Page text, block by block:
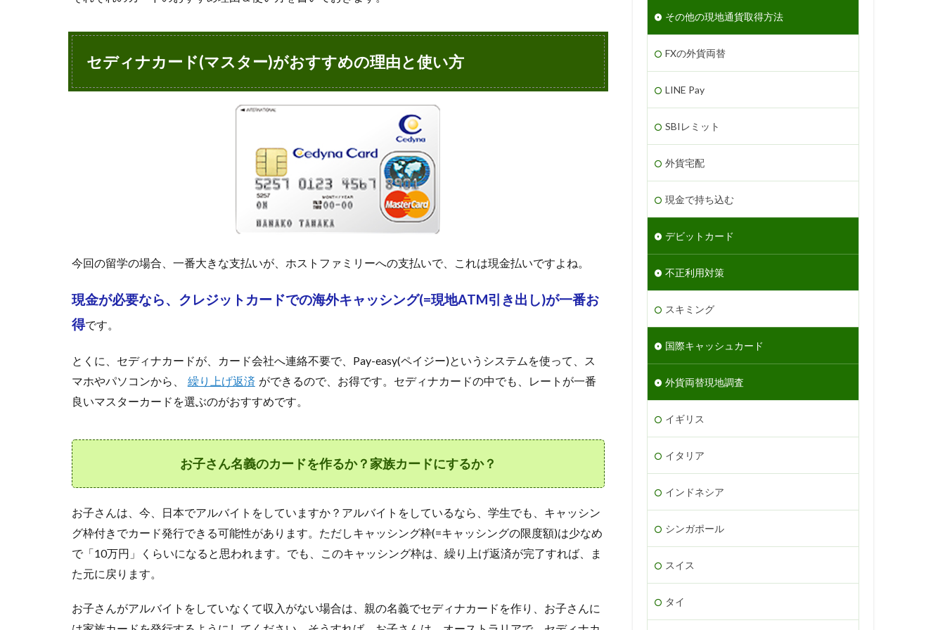
め
理
と
い
家族
ドに
する
か？
繰上
げ返
ため
備
ドを
た場
合の
補足
繰上
げ返
セディナカード(マスター)がおすすめの理由と使い方
今回の留学の場合、一番大きな支払いが、ホストファミリーへの支払いで、これは現金払いですよね。
現金が必要なら、クレジットカードでの海外キャッシング(=現地ATM引き出し)が一番お
得です。
とくに、セディナカードが、カード会社へ連絡不要で、Pay-easy(ペイジー)というシステムを使って、ス
マホやパソコンから、
繰り上げ返済 ができるので、お得です。セディナカードの中でも、レートが一番
良いマスターカードを選ぶのがおすすめです。
お子さん名義のカードを作るか？家族カードにするか？
お子さんは、今、日本でアルバイトをしていますか？アルバイトをしているなら、学生でも、キャッシン
グ枠付きでカード発行できる可能性があります。ただしキャッシング枠(=キャッシングの限度額)は少なめ
で「10万円」くらいになると思われます。でも、このキャッシング枠は、繰り上げ返済が完了すれば、ま
た元に戻ります。
お子さんがアルバイトをしていなくて収入がない場合は、親の名義でセディナカードを作り、お子さんに
その他の現地通貨取得方法
FXの外貨両替
LINE Pay
SBIレミット
外貨宅配
現金で持ち込む
デビットカード
不正利用対策
スキミング
国際キャッシュカード
外貨両替現地調査
イギリス
イタリア
インドネシア
シンガポール
スイス
タイ